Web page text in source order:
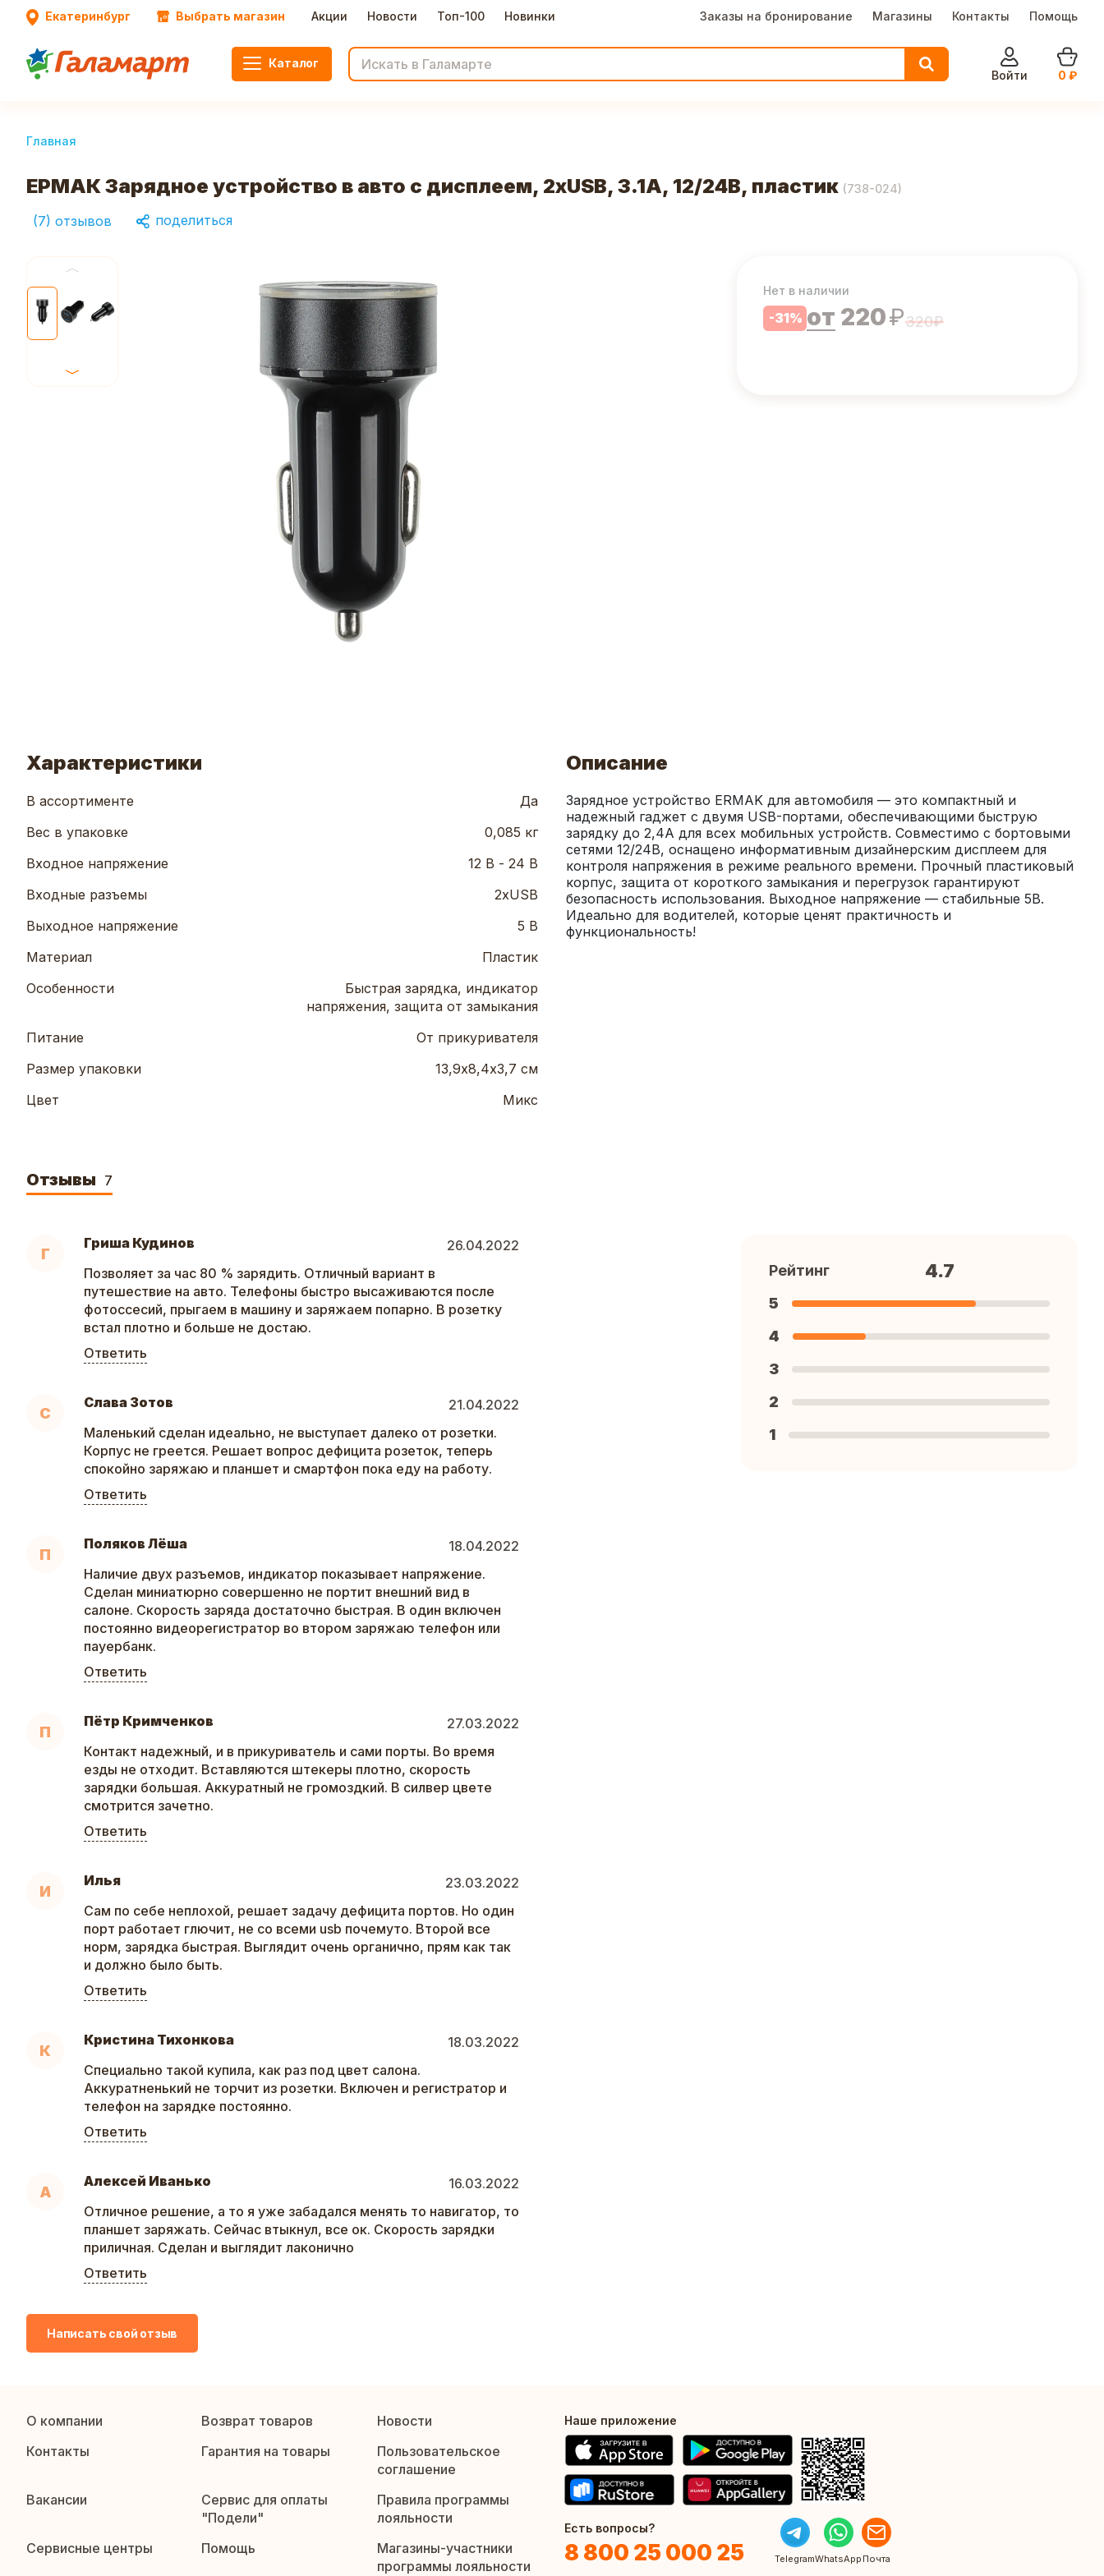
Екатеринбург Выбрать магазин Акции Новости Топ-100 Новинки Заказы на бронирование Магазины Контакты Помощь
Каталог
Войти
0 ₽
Главная
ЕРМАК Зарядное устройство в авто с дисплеем, 2xUSB, 3.1А, 12/24В, пластик (738-024)
(7) отзывов поделиться
Нет в наличии
-31% от 220₽320₽
Характеристики
В ассортименте
Да
Вес в упаковке
0,085 кг
Входное напряжение
12 В - 24 В
Входные разъемы
2xUSB
Выходное напряжение
5 В
Материал
Пластик
Особенности
Быстрая зарядка, индикатор
напряжения, защита от замыкания
Питание
От прикуривателя
Размер упаковки
13,9х8,4х3,7 см
Цвет
Микс
Описание
Зарядное устройство ERMAK для автомобиля — это компактный и
надежный гаджет с двумя USB-портами, обеспечивающими быструю
зарядку до 2,4А для всех мобильных устройств. Совместимо с бортовыми
сетями 12/24В, оснащено информативным дизайнерским дисплеем для
контроля напряжения в режиме реального времени. Прочный пластиковый
корпус, защита от короткого замыкания и перегрузок гарантируют
безопасность использования. Выходное напряжение — стабильные 5В.
Идеально для водителей, которые ценят практичность и
функциональность!
Отзывы 7
Г
Гриша Кудинов
26.04.2022
Позволяет за час 80 % зарядить. Отличный вариант в
путешествие на авто. Телефоны быстро высаживаются после
фотоссесий, прыгаем в машину и заряжаем попарно. В розетку
встал плотно и больше не достаю.
Ответить
С
Слава Зотов
21.04.2022
Маленький сделан идеально, не выступает далеко от розетки.
Корпус не греется. Решает вопрос дефицита розеток, теперь
спокойно заряжаю и планшет и смартфон пока еду на работу.
Ответить
П
Поляков Лёша
18.04.2022
Наличие двух разъемов, индикатор показывает напряжение.
Сделан миниатюрно совершенно не портит внешний вид в
салоне. Скорость заряда достаточно быстрая. В один включен
постоянно видеорегистратор во втором заряжаю телефон или
пауербанк.
Ответить
П
Пётр Кримченков
27.03.2022
Контакт надежный, и в прикуриватель и сами порты. Во время
езды не отходит. Вставляются штекеры плотно, скорость
зарядки большая. Аккуратный не громоздкий. В силвер цвете
смотрится зачетно.
Ответить
И
Илья
23.03.2022
Сам по себе неплохой, решает задачу дефицита портов. Но один
порт работает глючит, не со всеми usb почемуто. Второй все
норм, зарядка быстрая. Выглядит очень органично, прям как так
и должно было быть.
Ответить
К
Кристина Тихонкова
18.03.2022
Специально такой купила, как раз под цвет салона.
Аккуратненький не торчит из розетки. Включен и регистратор и
телефон на зарядке постоянно.
Ответить
А
Алексей Иванько
16.03.2022
Отличное решение, а то я уже забадался менять то навигатор, то
планшет заряжать. Сейчас втыкнул, все ок. Скорость зарядки
приличная. Сделан и выглядит лаконично
Ответить
Рейтинг 4.7
5
4
3
2
1
Написать свой отзыв
О компании Возврат товаров
Новости
Контакты
Гарантия на товары
Пользовательское
соглашение
Вакансии
Сервис для оплаты
"Подели"
Правила программы
лояльности
Сервисные центры
Помощь
Магазины-участники
программы лояльности
Наше приложение
Есть вопросы?
8 800 25 000 25 TelegramWhatsApp Почта